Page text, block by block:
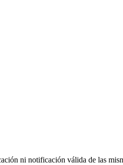
ni notificación válida de las